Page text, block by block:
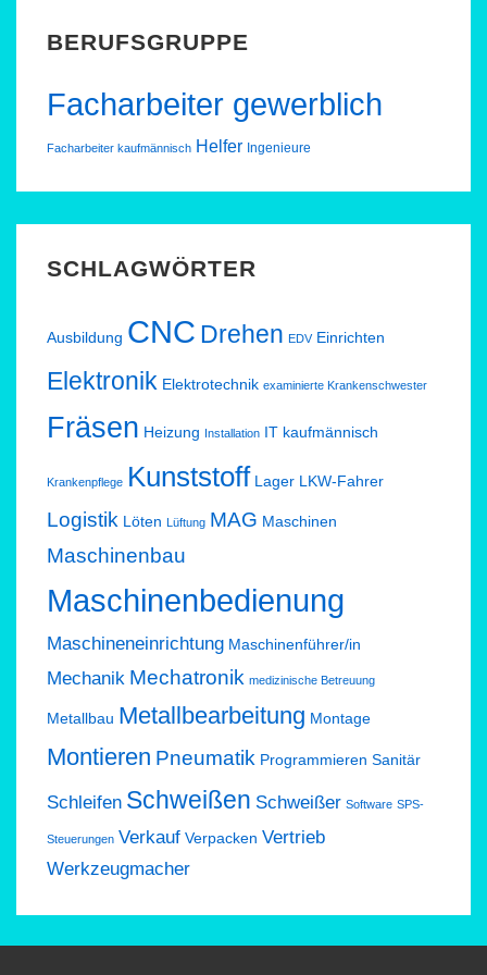
BERUFSGRUPPE
Facharbeiter gewerblich
Facharbeiter kaufmännisch Helfer Ingenieure
SCHLAGWÖRTER
Ausbildung CNC Drehen EDV Einrichten
Elektronik Elektrotechnik examinierte Krankenschwester
Fräsen Heizung Installation IT kaufmännisch
Krankenpflege Kunststoff Lager LKW-Fahrer
Logistik Löten Lüftung MAG Maschinen
Maschinenbau
Maschinenbedienung
Maschineneinrichtung Maschinenführer/in
Mechanik Mechatronik medizinische Betreuung
Metallbau Metallbearbeitung Montage
Montieren Pneumatik Programmieren Sanitär
Schleifen Schweißen Schweißer Software SPS-
Steuerungen Verkauf Verpacken Vertrieb
Werkzeugmacher